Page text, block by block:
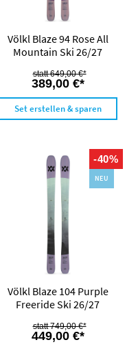
Völkl Blaze 94 Rose All
Mountain Ski 26/27
389,00 €*
649,00 €*
Set erstellen & sparen
-40%
NEU
Völkl Blaze 104 Purple
Freeride Ski 26/27
449,00 €*
749,00 €*